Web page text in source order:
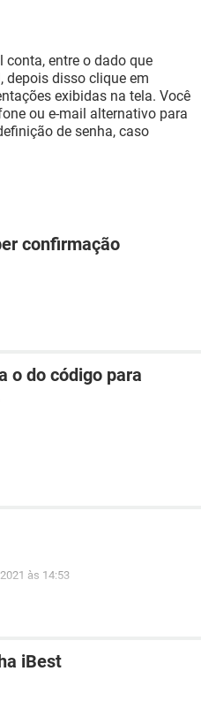
conta, entre o dado que
depois disso clique em
exibidas na tela. Você
ou e-mail alternativo para
de senha, caso
confirmação
o do código para
às 14:53
iBest